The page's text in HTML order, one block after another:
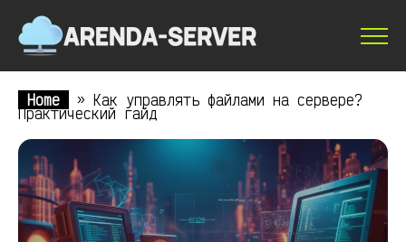
Home » Как управлять файлами на сервере?
Практический гайд